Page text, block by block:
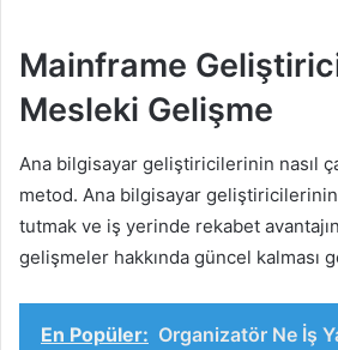
Mainframe
Mesleki Gelişme
Ana bilgisayar geliştiricilerinin nasıl
metod. Ana bilgisayar
tutmak ve iş yerinde rekabet
gelişmeler hakkında güncel kalması
En Popüler: Organizatör Ne İş